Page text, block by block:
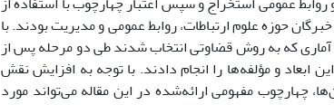
حوزه علوم ارتباطات، روابط عمومی و مدیریت بودند. با
آماری که به روش قضاوتی انتخاب شدند طی دو مرحله پس از
ابعاد و مؤلفه‌ها را انجام دادند. با توجه به افزایش نقش
چهارچوب مفهومی ارائه‌شده در این مقاله می‌تواند مورد